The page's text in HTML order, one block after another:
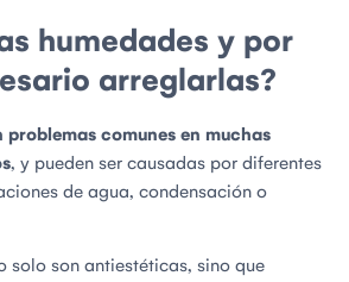
humedades y por
arreglarlas?
problemas comunes en muchas
, y pueden ser causadas por diferentes
de agua, condensación o
solo son antiestéticas, sino que